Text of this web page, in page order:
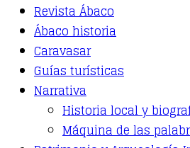
The
options
may
chosen
on
product
Revista Ábaco
Ábaco historia
Caravasar
Guías turísticas
Narrativa
Historia local y
Máquina de las